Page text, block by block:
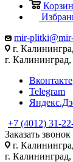
mir-
г.
г.
Вконтакте
Telegram
+7 (4012) 31-
Заказать звонок
г.
г.